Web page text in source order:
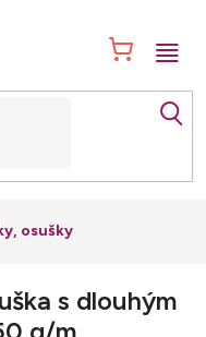
osušky
s dlouhým
g/m